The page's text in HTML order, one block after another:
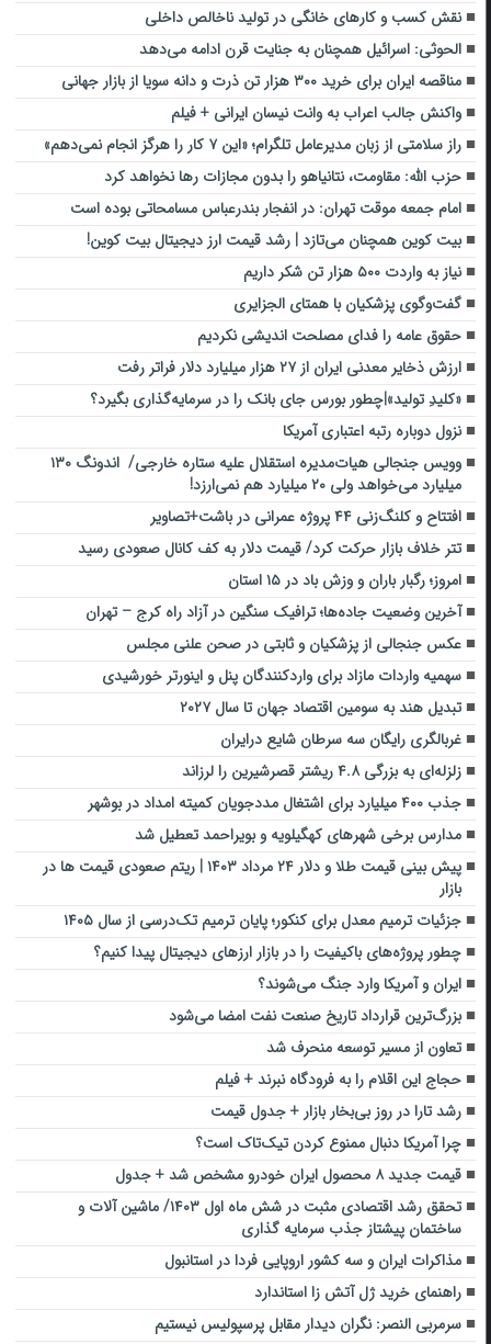
نقش کسب و کارهای خانگی در تولید ناخالص داخلی
الحوثی: اسرائیل همچنان به جنایت قرن ادامه می‌دهد
مناقصه ایران برای خرید ۳۰۰ هزار تن ذرت و دانه سویا از بازار جهانی
واکنش جالب اعراب به وانت نیسان ایرانی + فیلم
راز سلامتی از زبان مدیرعامل تلگرام؛ «این ۷ کار را هرگز انجام نمی‌دهم»
حزب الله: مقاومت، نتانیاهو را بدون مجازات رها نخواهد کرد
امام جمعه موقت تهران: در انفجار بندرعباس مسامحاتی بوده است
بیت کوین همچنان می‌تازد | رشد قیمت ارز دیجیتال بیت کوین!
نیاز به واردت ۵۰۰ هزار تن شکر داریم
گفت‌وگوی پزشکیان با همتای الجزایری
حقوق عامه را فدای مصلحت اندیشی نکردیم
ارزش ذخایر معدنی ایران از ۲۷ هزار میلیارد دلار فراتر رفت
«کلیدِ تولید»|‌چطور بورس جای بانک را در سرمایه‌گذاری بگیرد؟
نزول دوباره رتبه اعتباری آمریکا
وویس جنجالی هیات‌مدیره استقلال علیه ستاره خارجی/ اندونگ ۱۳۰
میلیارد می‌خواهد ولی ۲۰ میلیارد هم نمی‌ارزد!
افتتاح و کلنگ‌زنی ۴۴ پروژه عمرانی در باشت+تصاویر
تتر خلاف بازار حرکت کرد/ قیمت دلار به کف کانال صعودی رسید
امروز؛ رگبار باران و وزش باد در ۱۵ استان
آخرین وضعیت جاده‌ها؛ ترافیک سنگین در آزاد راه کرج – تهران
عکس جنجالی از پزشکیان و ثابتی در صحن علنی مجلس
سهمیه واردات مازاد برای واردکنندگان پنل و اینورتر خورشیدی
تبدیل هند به سومین اقتصاد جهان تا سال ۲۰۲۷
غربالگری رایگان سه سرطان شایع درایران
زلزله‌ای به بزرگی ۴.۸ ریشتر قصرشیرین را لرزاند
جذب ۴۰۰ میلیارد برای اشتغال مددجویان کمیته امداد در بوشهر‌
مدارس برخی شهرهای کهگیلویه و بویراحمد تعطیل شد
پیش‌ بینی قیمت طلا و دلار ۲۴ مرداد ۱۴۰۳ | ریتم صعودی قیمت ها در
بازار
جزئیات ترمیم معدل برای کنکور؛ پایان ترمیم تک‌درسی از سال ۱۴۰۵
چطور پروژه‌های باکیفیت را در بازار ارزهای دیجیتال پیدا کنیم؟
ایران و آمریکا وارد جنگ می‌شوند؟
بزرگ‌ترین قرارداد‌ تاریخ صنعت نفت ‌‌امضا می‌شود‌
تعاون از مسیر توسعه منحرف شد
حجاج این اقلام را به فرودگاه نبرند + فیلم
رشد تارا در روز بی‌بخار بازار + جدول قیمت
چرا آمریکا دنبال ممنوع کردن تیک‌تاک است؟
قیمت جدید ۸ محصول ایران خودرو مشخص شد + جدول
تحقق رشد اقتصادی مثبت در شش ماه اول ۱۴۰۳/ ماشین آلات و
ساختمان پیشتاز جذب سرمایه گذاری
مذاکرات ایران و سه کشور اروپایی فردا در استانبول
راهنمای خرید ژل آتش زا استاندارد
سرمربی النصر: نگران دیدار مقابل پرسپولیس نیستیم